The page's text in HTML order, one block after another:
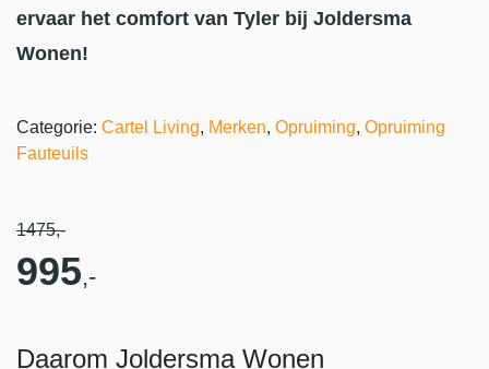
ervaar het comfort van Tyler bij Joldersma
Wonen!
Categorie: Cartel Living, Merken, Opruiming, Opruiming
Fauteuils
1475,-
995,-
Daarom Joldersma Wonen